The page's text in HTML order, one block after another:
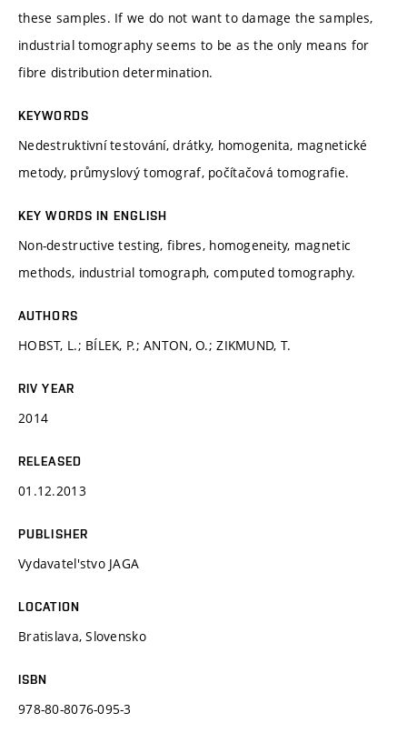
these samples. If we do not want to damage the samples,
industrial tomography seems to be as the only means for
fibre distribution determination.
KEYWORDS
Nedestruktivní testování, drátky, homogenita, magnetické
metody, průmyslový tomograf, počítačová tomografie.
KEY WORDS IN ENGLISH
Non-destructive testing, fibres, homogeneity, magnetic
methods, industrial tomograph, computed tomography.
AUTHORS
HOBST, L.; BÍLEK, P.; ANTON, O.; ZIKMUND, T.
RIV YEAR
2014
RELEASED
01.12.2013
PUBLISHER
Vydavatel'stvo JAGA
LOCATION
Bratislava, Slovensko
ISBN
978-80-8076-095-3